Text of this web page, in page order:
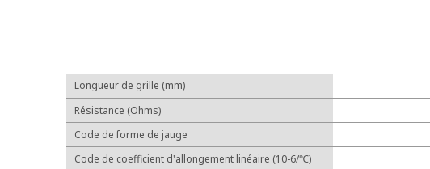
Longueur de grille (mm)
Résistance (Ohms)
Code de forme de jauge
Code de coefficient d'allongement linéaire (10-6/℃)